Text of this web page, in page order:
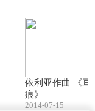
依利亚作曲 《亘古遗
痕》
2014-07-15